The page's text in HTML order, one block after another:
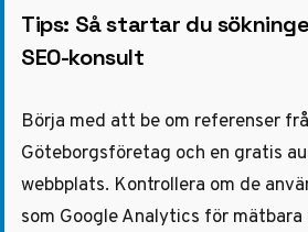
Tips: Så startar du
SEO-konsult
Börja med att be om referenser
Göteborgsföretag och en gratis
webbplats. Kontrollera om de
som Google Analytics för